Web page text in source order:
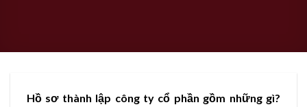
Hồ sơ thành lập công ty cổ phần gồm những gì?